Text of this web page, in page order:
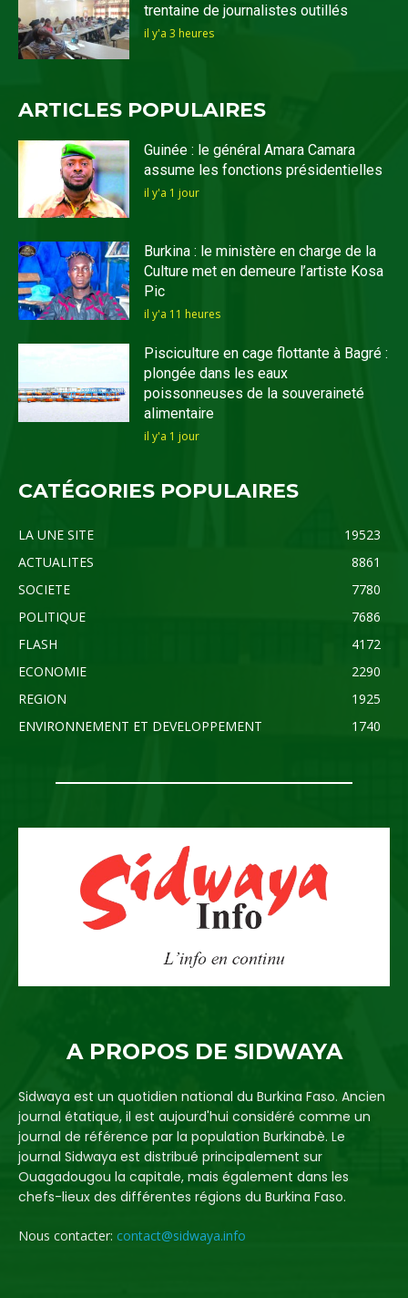
trentaine de journalistes outillés
il y'a 3 heures
ARTICLES POPULAIRES
Guinée : le général Amara Camara
assume les fonctions présidentielles
il y'a 1 jour
Burkina : le ministère en charge de la
Culture met en demeure l’artiste Kosa
Pic
il y'a 11 heures
Pisciculture en cage flottante à Bagré :
plongée dans les eaux
poissonneuses de la souveraineté
alimentaire
il y'a 1 jour
CATÉGORIES POPULAIRES
LA UNE SITE
19523
ACTUALITES
8861
SOCIETE
7780
POLITIQUE
7686
FLASH
4172
ECONOMIE
2290
REGION
1925
ENVIRONNEMENT ET DEVELOPPEMENT
1740
A PROPOS DE SIDWAYA
Sidwaya est un quotidien national du Burkina Faso. Ancien
journal étatique, il est aujourd'hui considéré comme un
journal de référence par la population Burkinabè. Le
journal Sidwaya est distribué principalement sur
Ouagadougou la capitale, mais également dans les
chefs-lieux des différentes régions du Burkina Faso.
Nous contacter: contact@sidwaya.info